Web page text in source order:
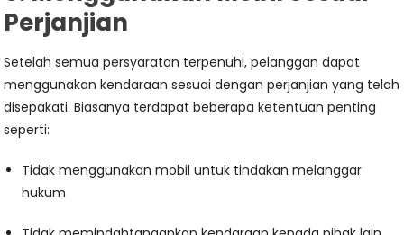
Perjanjian
Setelah semua persyaratan terpenuhi, pelanggan dapat
menggunakan kendaraan sesuai dengan perjanjian yang telah
disepakati. Biasanya terdapat beberapa ketentuan penting
seperti:
Tidak menggunakan mobil untuk tindakan melanggar
hukum